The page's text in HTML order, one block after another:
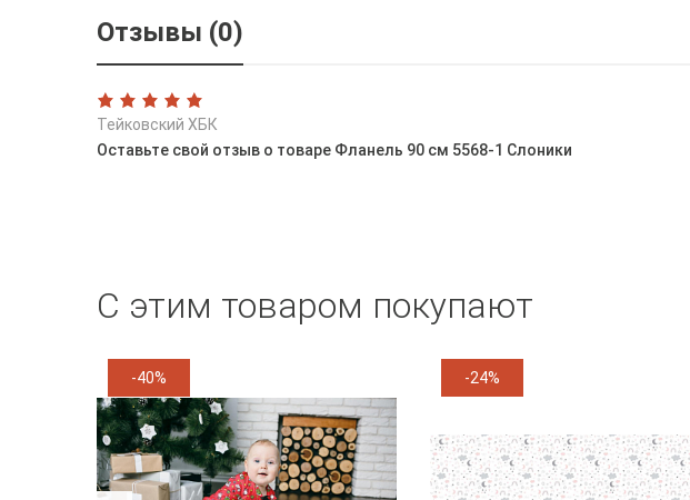
Отзывы (0)
Тейковский ХБК
Оставьте свой отзыв о товаре Фланель 90 см 5568-1 Слоники
С этим товаром покупают
-40% -24%